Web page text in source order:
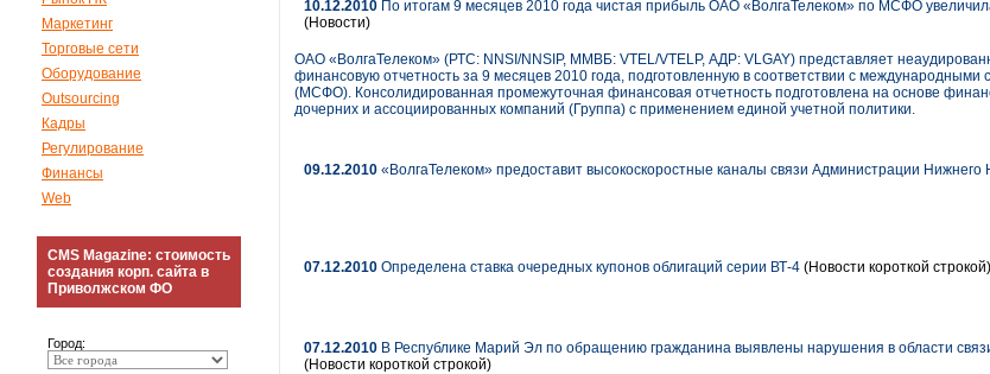
Маркетинг
Торговые сети
Оборудование
Outsourcing
Кадры
Регулирование
Финансы
Web
CMS Magazine: стоимость
создания корп. сайта в
Приволжском ФО
Город:
10.12.2010 По итогам 9 месяцев 2010 года чистая прибыль ОАО «ВолгаТелеком» по МСФО
(Новости)
ОАО «ВолгаТелеком» (РТС: NNSI/NNSIP, ММВБ: VTEL/VTELP, АДР: VLGAY) представляет
финансовую отчетность за 9 месяцев 2010 года, подготовленную в соответствии с международными
(МСФО). Консолидированная промежуточная финансовая отчетность подготовлена на основе
дочерних и ассоциированных компаний (Группа) с применением единой учетной политики.
09.12.2010 «ВолгаТелеком» предоставит высокоскоростные каналы связи Администрации Нижнего
07.12.2010 Определена ставка очередных купонов облигаций серии ВТ-4 (Новости короткой строкой)
07.12.2010 В Республике Марий Эл по обращению гражданина выявлены нарушения в области
(Новости короткой строкой)